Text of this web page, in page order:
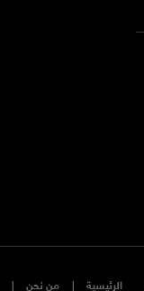
من نحن الرئيسية